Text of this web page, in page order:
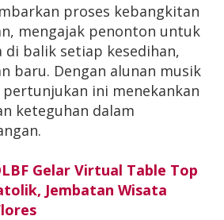
proses kebangkitan
mengajak penonton untuk
di balik setiap kesedihan,
baru. Dengan alunan musik
ini menekankan
keteguhan dalam
Gelar Virtual Table Top
Jembatan Wisata